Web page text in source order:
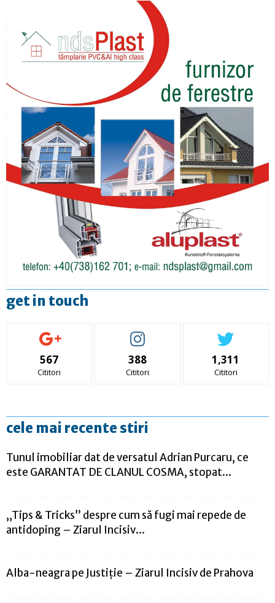
get in touch
567
Cititori
388
Cititori
1,311
Cititori
cele mai recente stiri
Tunul imobiliar dat de versatul Adrian Purcaru, ce
este GARANTAT DE CLANUL COSMA, stopat...
„Tips & Tricks” despre cum să fugi mai repede de
antidoping – Ziarul Incisiv...
Alba-neagra pe Justiție – Ziarul Incisiv de Prahova